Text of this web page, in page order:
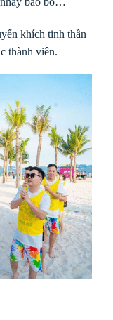
khích tinh thần
thành viên.